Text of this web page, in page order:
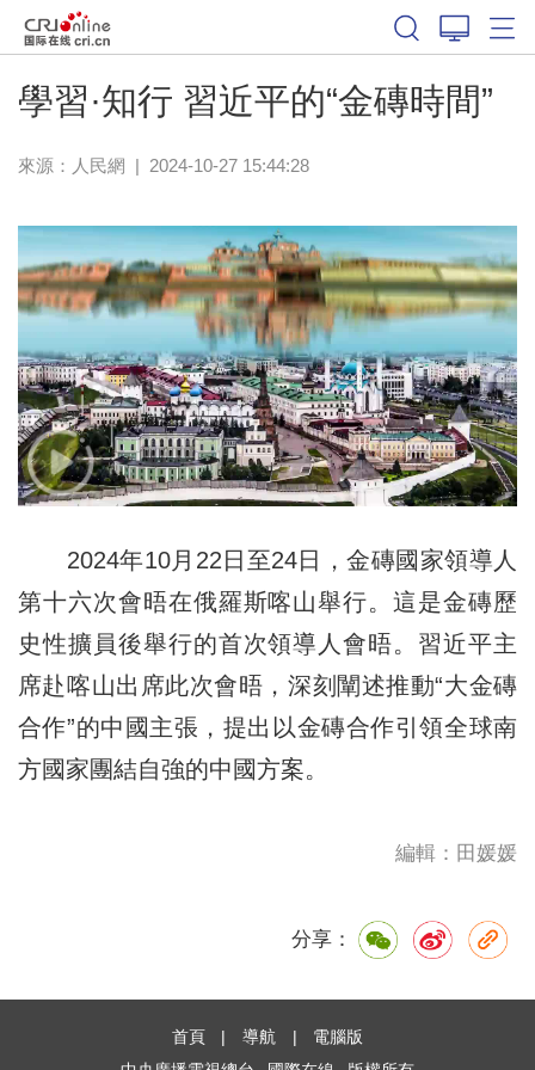
學習·知行 習近平的“金磚時間”
來源： 人民網 | 2024-10-27 15:44:28
2024年10月22日至24日，金磚國家領導人
第十六次會晤在俄羅斯喀山舉行。這是金磚歷
史性擴員後舉行的首次領導人會晤。習近平主
席赴喀山出席此次會晤，深刻闡述推動“大金磚
合作”的中國主張，提出以金磚合作引領全球南
方國家團結自強的中國方案。
編輯：田媛媛
分享：
首頁 | 導航 |
電腦版